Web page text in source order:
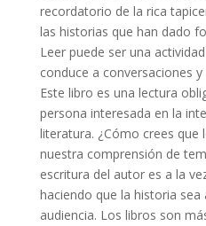
recordatorio de la rica
las historias que han dado
Leer puede ser una
conduce a conversaciones
Este libro es una lectura
persona interesada en la
literatura. ¿Cómo crees que
nuestra comprensión de
escritura del autor es a la
haciendo que la historia sea
audiencia. Los libros son